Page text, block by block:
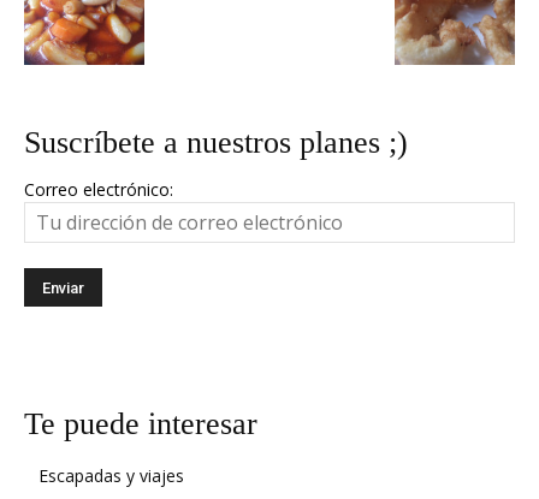
Suscríbete a nuestros planes ;)
Correo electrónico:
Te puede interesar
Escapadas y viajes